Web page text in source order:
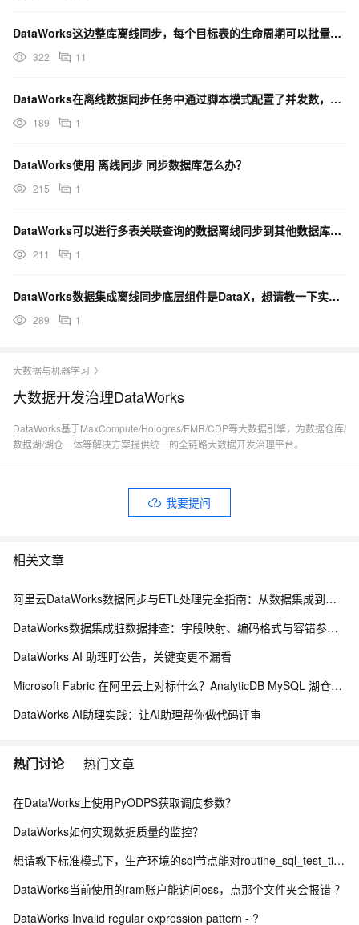
DataWorks这边整库离线同步，每个目标表的生命周期可以批量修改吗？
322 11
DataWorks在离线数据同步任务中通过脚本模式配置了并发数，在执行日志中看为什么没有生效？
189 1
DataWorks使用 离线同步 同步数据库怎么办？
215 1
DataWorks可以进行多表关联查询的数据离线同步到其他数据库吗？
211 1
DataWorks数据集成离线同步底层组件是DataX，想请教一下实时同步用的底层组件是啥？
289 1
大数据与机器学习
大数据开发治理DataWorks
DataWorks基于MaxCompute/Hologres/EMR/CDP等大数据引擎，为数据仓库/
数据湖/湖仓一体等解决方案提供统一的全链路大数据开发治理平台。
我要提问
相关文章
阿里云DataWorks数据同步与ETL处理完全指南：从数据集成到数据治理全链路解析
DataWorks数据集成脏数据排查：字段映射、编码格式与容错参数指南
DataWorks AI 助理盯公告，关键变更不漏看
Microsoft Fabric 在阿里云上对标什么？AnalyticDB MySQL 湖仓一体统一分析方案
DataWorks AI助理实践：让AI助理帮你做代码评审
热门讨论 热门文章
在DataWorks上使用PyODPS获取调度参数？
DataWorks如何实现数据质量的监控？
想请教下标准模式下，生产环境的sql节点能对routine_sql_test_tianyi进行sel
DataWorks当前使用的ram账户能访问oss，点那个文件夹会报错 ？
DataWorks Invalid regular expression pattern - ?